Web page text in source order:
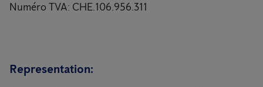
Numéro TVA: CHE.106.956.311
Representation: